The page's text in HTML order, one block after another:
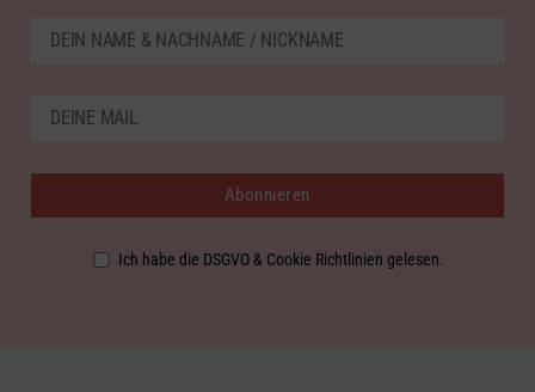
Ich habe die DSGVO & Cookie Richtlinien gelesen.